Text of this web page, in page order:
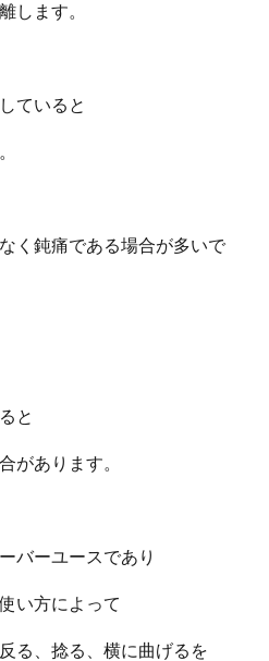
します。
ていると
く鈍痛である場合が多いで
と
があります。
バーユースであり
い方によって
る、捻る、横に曲げるを